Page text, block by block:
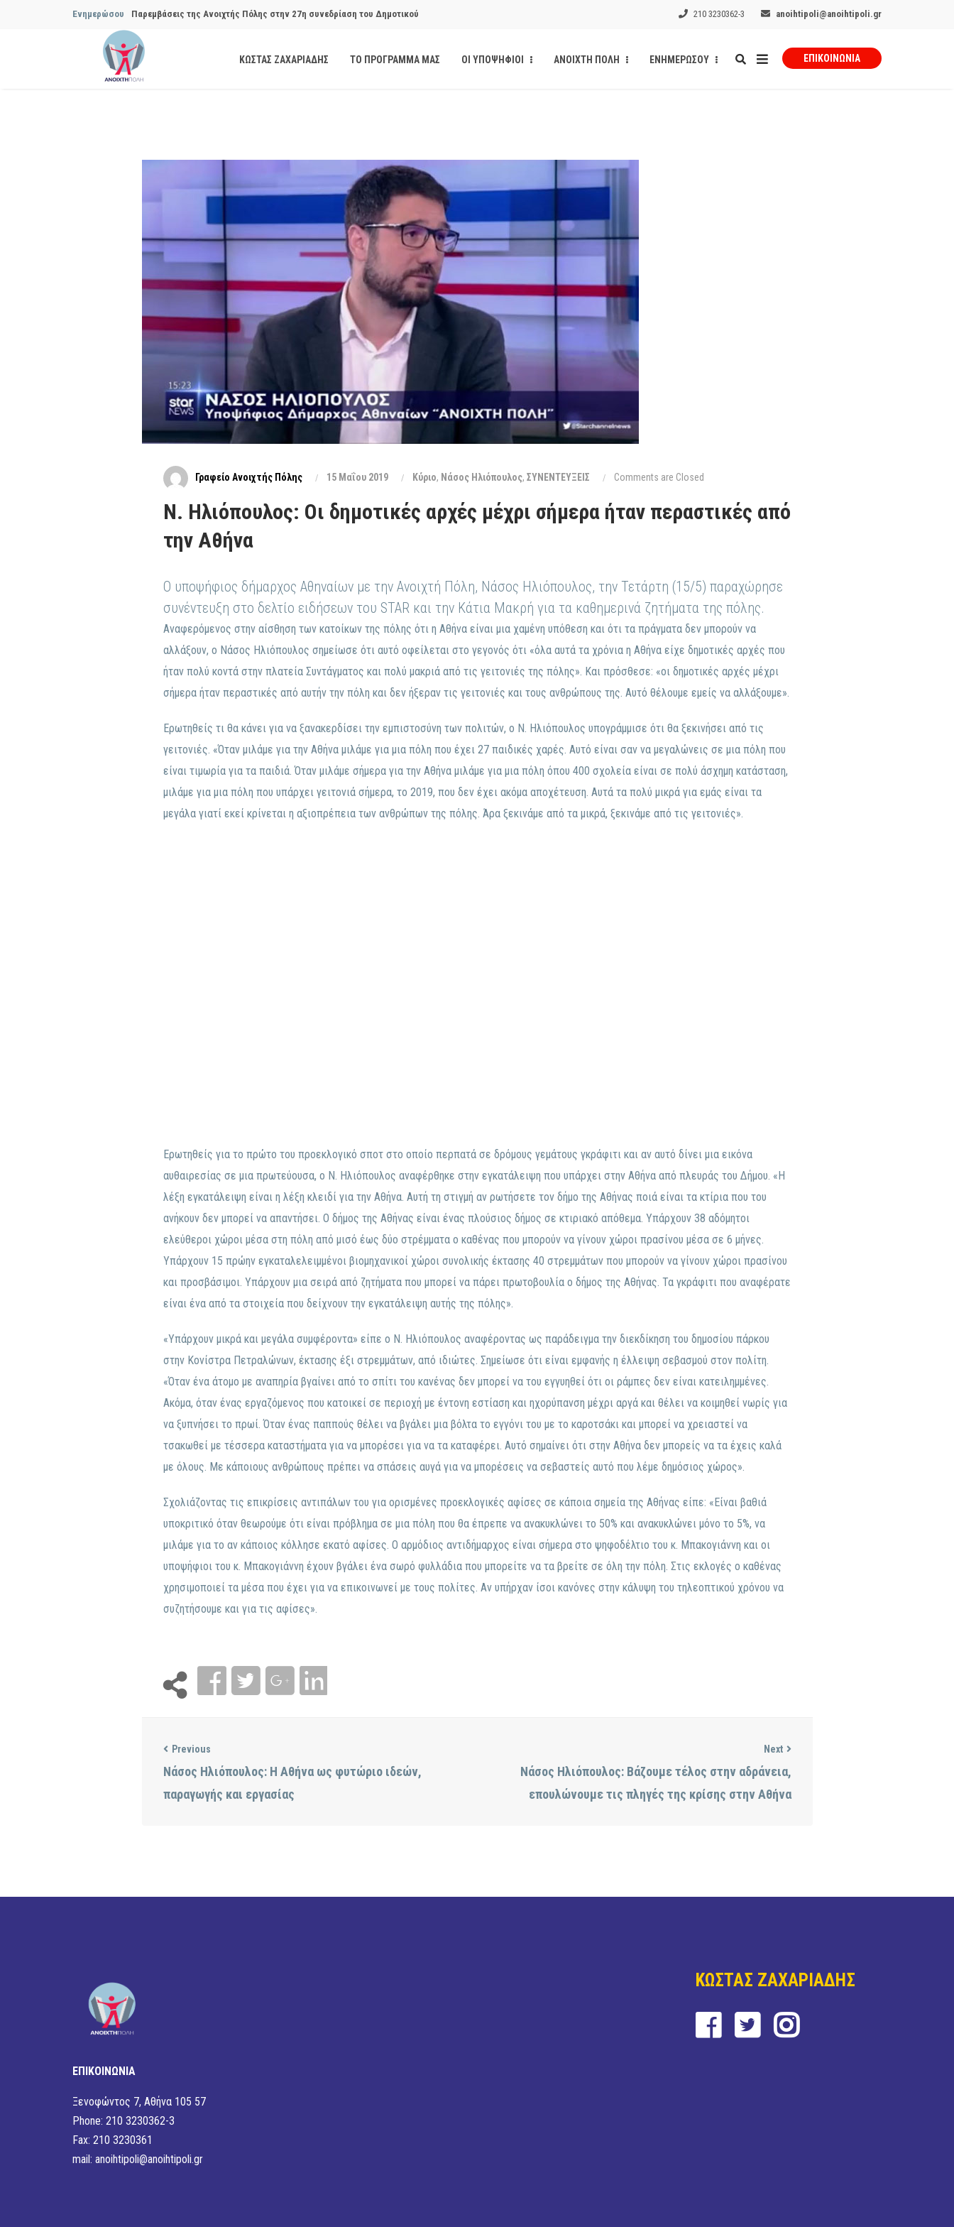
Ενημερώσου
Συμβουλίου του Δήμου…
Παρεμβάσεις της Ανοιχτής Πόλης στην 29η συνεδρίαση του Δημοτικού
Θεσμική θωράκιση των εγκύων αιρετών μετά από την παρέμβαση της Ανοιχτής
Πόλης
Να αποκατασταθεί με εγγυήσεις, διαφάνεια και δημοσιότητα το αίσθημα
ασφάλειας στην Κυψέλη
210 3230362-3 anoihtipoli@anoihtipoli.gr
ΚΩΣΤΑΣ ΖΑΧΑΡΙΑΔΗΣ ΤΟ ΠΡΟΓΡΑΜΜΑ ΜΑΣ ΟΙ ΥΠΟΨΗΦΙΟΙ ΑΝΟΙΧΤΗ ΠΟΛΗ ΕΝΗΜΕΡΩΣΟΥ ΕΠΙΚΟΙΝΩΝΊΑ
Γραφείο Ανοιχτής Πόλης 15 Μαΐου 2019 Κύριο, Νάσος Ηλιόπουλος, ΣΥΝΕΝΤΕΥΞΕΙΣ Comments are Closed
Ν. Ηλιόπουλος: Οι δημοτικές αρχές μέχρι σήμερα ήταν περαστικές από
την Αθήνα
Ο υποψήφιος δήμαρχος Αθηναίων με την Ανοιχτή Πόλη, Νάσος Ηλιόπουλος, την Τετάρτη (15/5) παραχώρησε
συνέντευξη στο δελτίο ειδήσεων του STAR και την Κάτια Μακρή για τα καθημερινά ζητήματα της πόλης.
Αναφερόμενος στην αίσθηση των κατοίκων της πόλης ότι η Αθήνα είναι μια χαμένη υπόθεση και ότι τα πράγματα δεν μπορούν να
αλλάξουν, ο Νάσος Ηλιόπουλος σημείωσε ότι αυτό οφείλεται στο γεγονός ότι «όλα αυτά τα χρόνια η Αθήνα είχε δημοτικές αρχές που
ήταν πολύ κοντά στην πλατεία Συντάγματος και πολύ μακριά από τις γειτονιές της πόλης». Και πρόσθεσε: «οι δημοτικές αρχές μέχρι
σήμερα ήταν περαστικές από αυτήν την πόλη και δεν ήξεραν τις γειτονιές και τους ανθρώπους της. Αυτό θέλουμε εμείς να αλλάξουμε».
Ερωτηθείς τι θα κάνει για να ξανακερδίσει την εμπιστοσύνη των πολιτών, ο Ν. Ηλιόπουλος υπογράμμισε ότι θα ξεκινήσει από τις
γειτονιές. «Όταν μιλάμε για την Αθήνα μιλάμε για μια πόλη που έχει 27 παιδικές χαρές. Αυτό είναι σαν να μεγαλώνεις σε μια πόλη που
είναι τιμωρία για τα παιδιά. Όταν μιλάμε σήμερα για την Αθήνα μιλάμε για μια πόλη όπου 400 σχολεία είναι σε πολύ άσχημη κατάσταση,
μιλάμε για μια πόλη που υπάρχει γειτονιά σήμερα, το 2019, που δεν έχει ακόμα αποχέτευση. Αυτά τα πολύ μικρά για εμάς είναι τα
μεγάλα γιατί εκεί κρίνεται η αξιοπρέπεια των ανθρώπων της πόλης. Άρα ξεκινάμε από τα μικρά, ξεκινάμε από τις γειτονιές».
Ερωτηθείς για το πρώτο του προεκλογικό σποτ στο οποίο περπατά σε δρόμους γεμάτους γκράφιτι και αν αυτό δίνει μια εικόνα
αυθαιρεσίας σε μια πρωτεύουσα, ο Ν. Ηλιόπουλος αναφέρθηκε στην εγκατάλειψη που υπάρχει στην Αθήνα από πλευράς του Δήμου. «Η
λέξη εγκατάλειψη είναι η λέξη κλειδί για την Αθήνα. Αυτή τη στιγμή αν ρωτήσετε τον δήμο της Αθήνας ποιά είναι τα κτίρια που του
ανήκουν δεν μπορεί να απαντήσει. Ο δήμος της Αθήνας είναι ένας πλούσιος δήμος σε κτιριακό απόθεμα. Υπάρχουν 38 αδόμητοι
ελεύθεροι χώροι μέσα στη πόλη από μισό έως δύο στρέμματα ο καθένας που μπορούν να γίνουν χώροι πρασίνου μέσα σε 6 μήνες.
Υπάρχουν 15 πρώην εγκαταλελειμμένοι βιομηχανικοί χώροι συνολικής έκτασης 40 στρεμμάτων που μπορούν να γίνουν χώροι πρασίνου
και προσβάσιμοι. Υπάρχουν μια σειρά από ζητήματα που μπορεί να πάρει πρωτοβουλία ο δήμος της Αθήνας. Τα γκράφιτι που αναφέρατε
είναι ένα από τα στοιχεία που δείχνουν την εγκατάλειψη αυτής της πόλης».
«Υπάρχουν μικρά και μεγάλα συμφέροντα» είπε ο Ν. Ηλιόπουλος αναφέροντας ως παράδειγμα την διεκδίκηση του δημοσίου πάρκου
στην Κονίστρα Πετραλώνων, έκτασης έξι στρεμμάτων, από ιδιώτες. Σημείωσε ότι είναι εμφανής η έλλειψη σεβασμού στον πολίτη.
«Όταν ένα άτομο με αναπηρία βγαίνει από το σπίτι του κανένας δεν μπορεί να του εγγυηθεί ότι οι ράμπες δεν είναι κατειλημμένες.
Ακόμα, όταν ένας εργαζόμενος που κατοικεί σε περιοχή με έντονη εστίαση και ηχορύπανση μέχρι αργά και θέλει να κοιμηθεί νωρίς για
να ξυπνήσει το πρωί. Όταν ένας παππούς θέλει να βγάλει μια βόλτα το εγγόνι του με το καροτσάκι και μπορεί να χρειαστεί να
τσακωθεί με τέσσερα καταστήματα για να μπορέσει για να τα καταφέρει. Αυτό σημαίνει ότι στην Αθήνα δεν μπορείς να τα έχεις καλά
με όλους. Με κάποιους ανθρώπους πρέπει να σπάσεις αυγά για να μπορέσεις να σεβαστείς αυτό που λέμε δημόσιος χώρος».
Σχολιάζοντας τις επικρίσεις αντιπάλων του για ορισμένες προεκλογικές αφίσες σε κάποια σημεία της Αθήνας είπε: «Είναι βαθιά
υποκριτικό όταν θεωρούμε ότι είναι πρόβλημα σε μια πόλη που θα έπρεπε να ανακυκλώνει το 50% και ανακυκλώνει μόνο το 5%, να
μιλάμε για το αν κάποιος κόλλησε εκατό αφίσες. Ο αρμόδιος αντιδήμαρχος είναι σήμερα στο ψηφοδέλτιο του κ. Μπακογιάννη και οι
υποψήφιοι του κ. Μπακογιάννη έχουν βγάλει ένα σωρό φυλλάδια που μπορείτε να τα βρείτε σε όλη την πόλη. Στις εκλογές ο καθένας
χρησιμοποιεί τα μέσα που έχει για να επικοινωνεί με τους πολίτες. Αν υπήρχαν ίσοι κανόνες στην κάλυψη του τηλεοπτικού χρόνου να
συζητήσουμε και για τις αφίσες».
Previous
Νάσος Ηλιόπουλος: H Αθήνα ως φυτώριο ιδεών,
παραγωγής και εργασίας
Next
Νάσος Ηλιόπουλος: Βάζουμε τέλος στην αδράνεια,
επουλώνουμε τις πληγές της κρίσης στην Αθήνα
ΕΠΙΚΟΙΝΩΝΙΑ
Ξενοφώντος 7, Αθήνα 105 57
Phone: 210 3230362-3
Fax: 210 3230361
mail: anoihtipoli@anoihtipoli.gr
ΚΩΣΤΑΣ ΖΑΧΑΡΙΑΔΗΣ